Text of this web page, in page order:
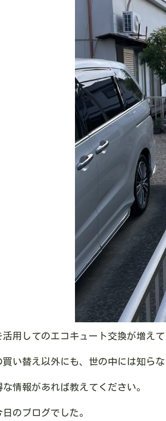
活用してのエコキュート交換が増え
い替え以外にも、世の中には知ら
情報があれば教えてください。
のブログでした。